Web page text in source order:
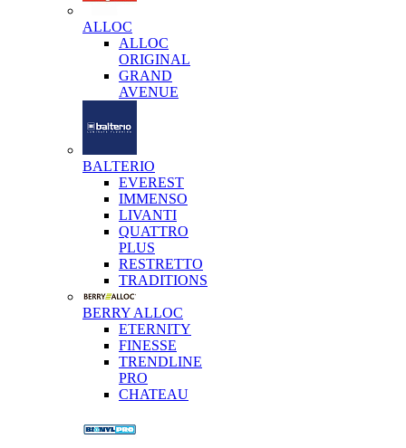
ALLOC
ALLOC
ORIGINAL
GRAND
AVENUE
BALTERIO
EVEREST
IMMENSO
LIVANTI
QUATTRO
PLUS
RESTRETTO
TRADITIONS
BERRY ALLOC
ETERNITY
FINESSE
TRENDLINE
PRO
CHATEAU